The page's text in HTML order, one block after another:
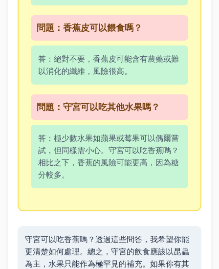
問題：香蕉皮可以餵食嗎？
答：絕對不要，香蕉皮可能含有農藥或難
以消化的纖維，風險很高。
問題：守宮可以吃其他水果嗎？
答：極少數水果如蘋果或莓果可以偶爾嘗
試，但同樣需小心。守宮可以吃香蕉嗎？
相比之下，香蕉的風險可能更高，因為糖
分較多。
守宮可以吃香蕉嗎？透過這些問答，我希望你能
更清楚如何處理。總之，守宮的飲食應該以昆蟲
為主，水果只能作為極罕見的補充。如果你有其